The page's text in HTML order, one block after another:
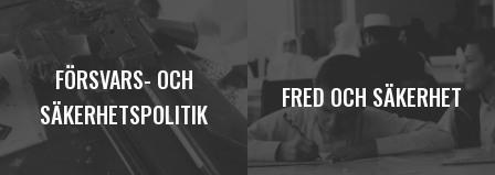
FÖRSVARS- OCH
SÄKERHETSPOLITIK
FRED OCH SÄKERHET